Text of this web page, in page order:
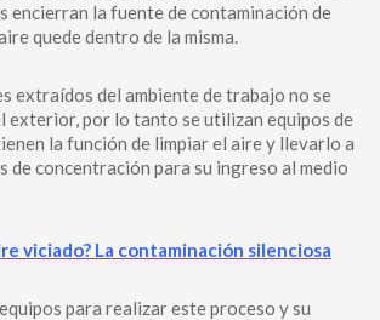
encierran la fuente de contaminación de
quede dentro de la misma.
extraídos del ambiente de trabajo no se
exterior, por lo tanto se utilizan equipos de
la función de limpiar el aire y llevarlo a
de concentración para su ingreso al medio
viciado? La contaminación silenciosa
para realizar este proceso y su